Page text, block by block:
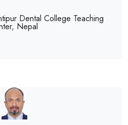
Dental College Teaching
Nepal